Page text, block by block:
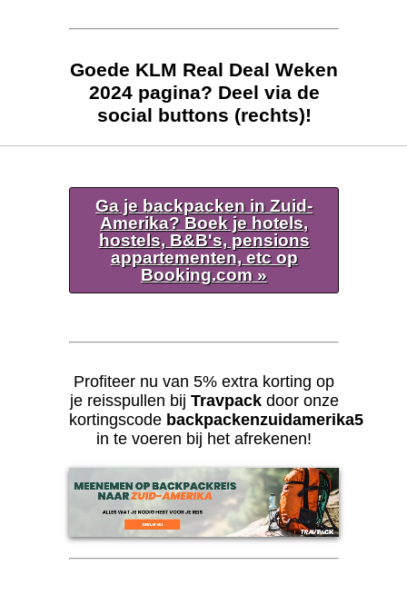
Goede KLM Real Deal Weken
2024 pagina? Deel via de
social buttons (rechts)!
Ga je backpacken in Zuid-
Amerika? Boek je hotels,
hostels, B&B's, pensions
appartementen, etc op
Booking.com »
Profiteer nu van 5% extra korting op
je reisspullen bij Travpackdoor onze
kortingscode backpackenzuidamerika5
in te voeren bij het afrekenen!